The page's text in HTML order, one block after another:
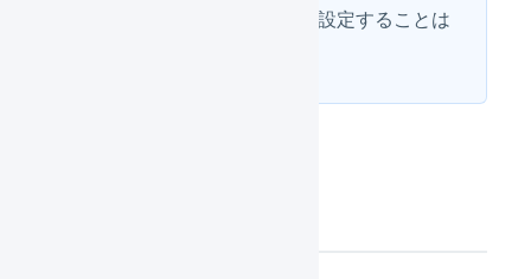
可能です。複数の発注点を設定することは